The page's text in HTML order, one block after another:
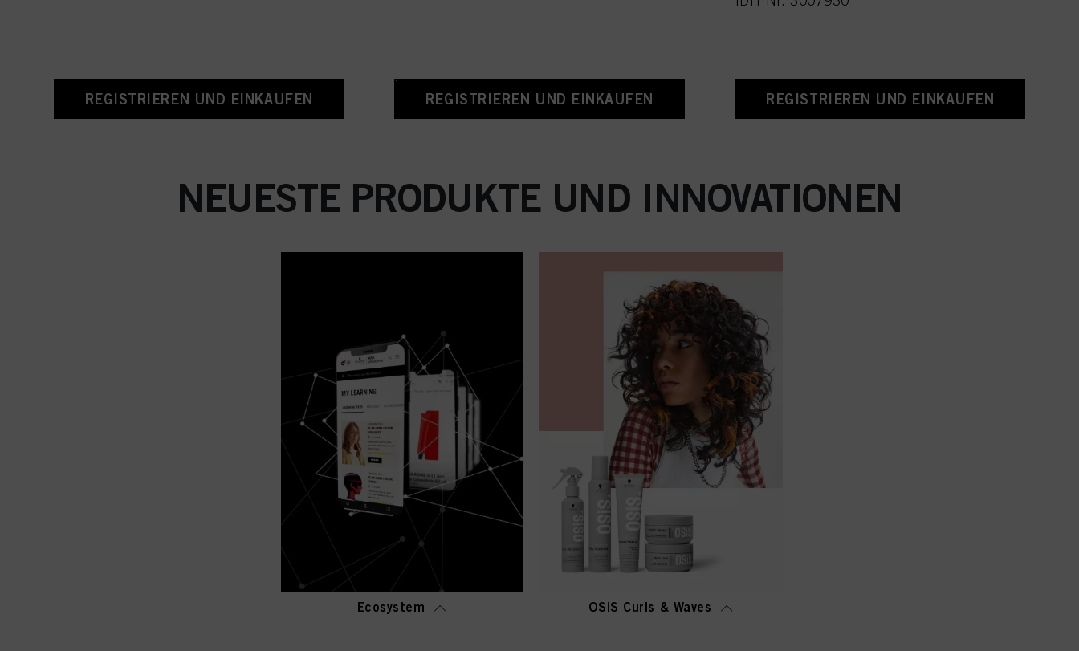
REGISTRIEREN UND EINKAUFEN REGISTRIEREN UND EINKAUFEN REGISTRIEREN UND EINKAUFEN
NEUESTE PRODUKTE UND INNOVATIONEN
Ecosystem OSiS Curls & Waves